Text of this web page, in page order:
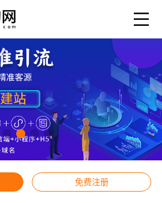
免费注册